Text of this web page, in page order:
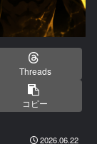
Threads
コピー
2026.06.22